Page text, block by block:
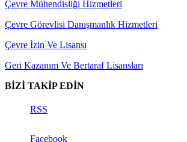
Çevre Mühendisliği Hizmetleri
Çevre Görevlisi Danışmanlık Hizmetleri
Çevre İzin Ve Lisansı
Geri Kazanım Ve Bertaraf Lisansları
BİZİ TAKİP EDİN
RSS
Facebook